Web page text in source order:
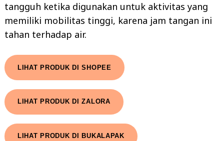
tangguh ketika digunakan untuk aktivitas yang
memiliki mobilitas tinggi, karena jam tangan ini
tahan terhadap air.
LIHAT PRODUK DI SHOPEE
LIHAT PRODUK DI ZALORA
LIHAT PRODUK DI BUKALAPAK